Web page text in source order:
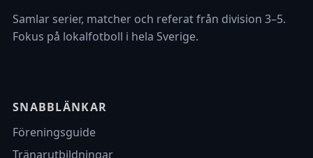
Samlar serier, matcher och referat från division 3–5.
Fokus på lokalfotboll i hela Sverige.
SNABBLÄNKAR
Föreningsguide
Tränarutbildningar